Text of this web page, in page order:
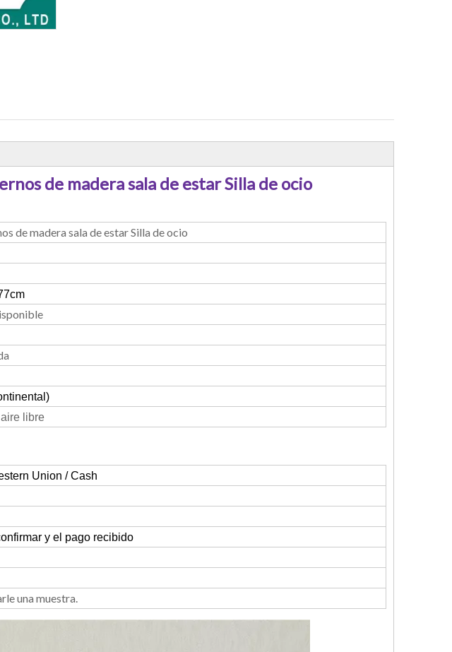
de madera sala de estar Silla de ocio
de madera sala de estar Silla de ocio
libre
Union / Cash
y el pago recibido
una muestra.